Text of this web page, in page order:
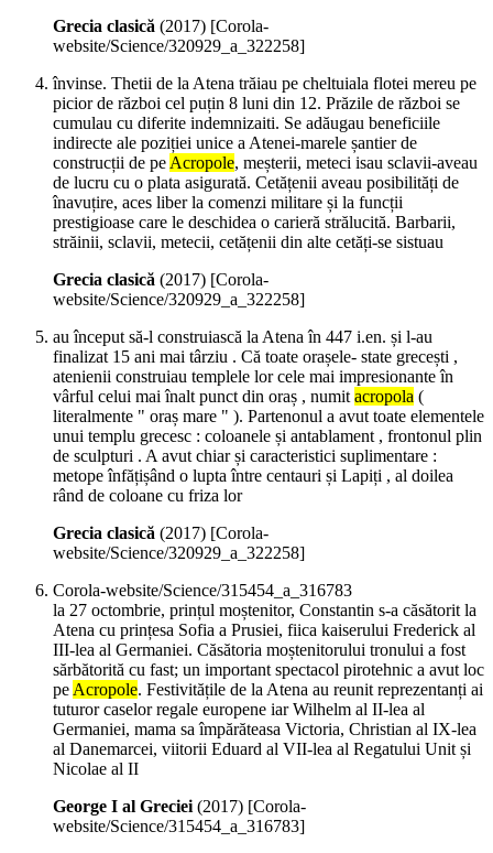
Grecia clasică (2017) [Corola-
website/Science/320929_a_322258]
învinse. Thetii de la Atena trăiau pe cheltuiala flotei mereu pe
picior de război cel puțin 8 luni din 12. Prăzile de război se
cumulau cu diferite indemnizaiti. Se adăugau beneficiile
indirecte ale poziției unice a Atenei-marele șantier de
construcții de peAcropole, meșterii, meteci isau sclavii-aveau
de lucru cu o plata asigurată. Cetățenii aveau posibilități de
înavuțire, aces liber la comenzi militare și la funcții
prestigioase care le deschidea o carieră strălucită. Barbarii,
străinii, sclavii, metecii, cetățenii din alte cetăți-se sistuau
Grecia clasică (2017) [Corola-
website/Science/320929_a_322258]
au început să-l construiască la Atena în 447 i.en. și l-au
finalizat 15 ani mai târziu . Că toate orașele- state grecești ,
atenienii construiau templele lor cele mai impresionante în
vârful celui mai înalt punct din oraș , numitacropola (
literalmente " oraș mare " ). Partenonul a avut toate elementele
unui templu grecesc : coloanele și antablament , frontonul plin
de sculpturi . A avut chiar și caracteristici suplimentare :
metope înfățișând o lupta între centauri și Lapiți , al doilea
rând de coloane cu friza lor
Grecia clasică (2017) [Corola-
website/Science/320929_a_322258]
Corola-website/Science/315454_a_316783
la 27 octombrie, prințul moștenitor, Constantin s-a căsătorit la
Atena cu prințesa Sofia a Prusiei, fiica kaiserului Frederick al
III-lea al Germaniei. Căsătoria moștenitorului tronului a fost
sărbătorită cu fast; un important spectacol pirotehnic a avut loc
peAcropole. Festivitățile de la Atena au reunit reprezentanți ai
tuturor caselor regale europene iar Wilhelm al II-lea al
Germaniei, mama sa împărăteasa Victoria, Christian al IX-lea
al Danemarcei, viitorii Eduard al VII-lea al Regatului Unit și
Nicolae al II
George I al Greciei(2017) [Corola-
website/Science/315454_a_316783]